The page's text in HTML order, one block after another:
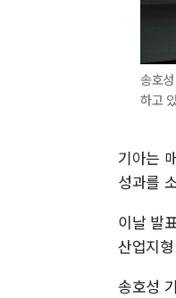
송호
하고
기아는
성과를
이날 발
산업지
송호성